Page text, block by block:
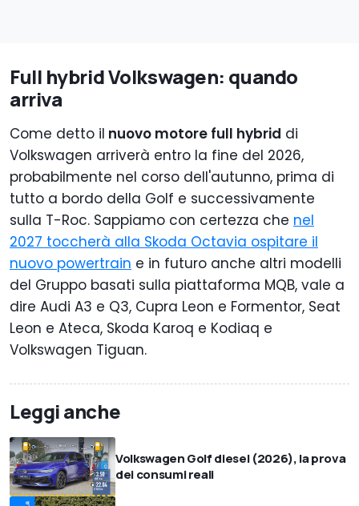
Full hybrid Volkswagen: quando
arriva
Come detto il nuovo motore full hybrid di
Volkswagen arriverà entro la fine del 2026,
probabilmente nel corso dell'autunno, prima di
tutto a bordo della Golf e successivamente
sulla T-Roc. Sappiamo con certezza che nel
2027 toccherà alla Skoda Octavia ospitare il
nuovo powertrain e in futuro anche altri modelli
del Gruppo basati sulla piattaforma MQB, vale a
dire Audi A3 e Q3, Cupra Leon e Formentor, Seat
Leon e Ateca, Skoda Karoq e Kodiaq e
Volkswagen Tiguan.
Leggi anche
Volkswagen Golf diesel (2026), la prova
dei consumi reali